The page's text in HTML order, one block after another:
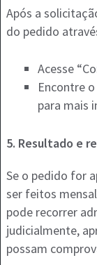
Após a
do pedido
Acesse
Encontre
para mais
5. Resultado e
Se o pedido for
ser feitos
pode recorrer
judicialmente,
possam